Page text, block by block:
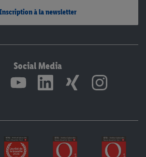
à la newsletter
Social Media